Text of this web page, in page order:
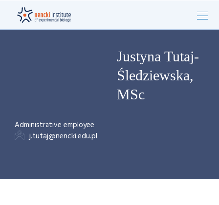
Justyna Tutaj-
Śledziewska,
MSc
Administrative employee
j.tutaj@nencki.edu.pl